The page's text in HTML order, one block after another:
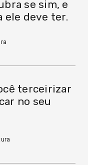
se sim, e
ele deve ter.
terceirizar
no seu